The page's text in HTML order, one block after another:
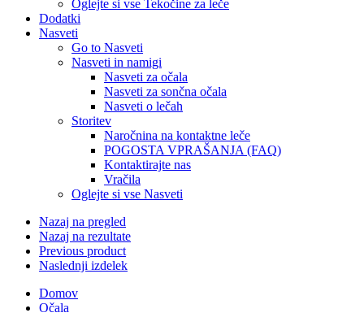
Oglejte si vse Tekočine za leče
Dodatki
Nasveti
Go to Nasveti
Nasveti in namigi
Nasveti za očala
Nasveti za sončna očala
Nasveti o lečah
Storitev
Naročnina na kontaktne leče
POGOSTA VPRAŠANJA (FAQ)
Kontaktirajte nas
Vračila
Oglejte si vse Nasveti
Nazaj na pregled
Nazaj na rezultate
Previous product
Naslednji izdelek
Domov
Očala